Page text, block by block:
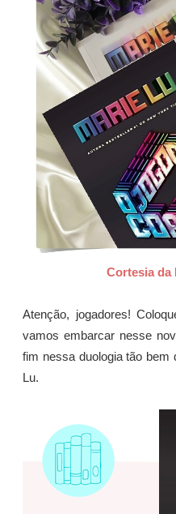
Cortesia da
Atenção, jogadores!
vamos embarcar nesse
fim nessa duologia tão bem
Lu.